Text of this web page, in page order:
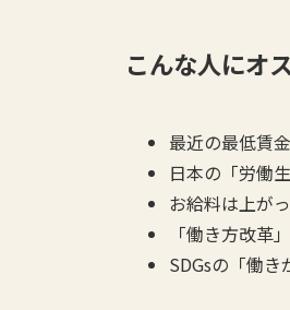
こんな人にオ
最近の最低賃
日本の「労働
お給料は上が
「働き方改革
SDGsの「働